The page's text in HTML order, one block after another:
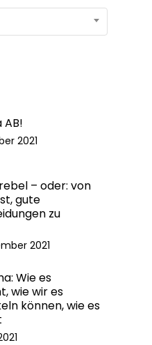
AB!
2021
– oder: von
gute
zu
2021
Wie es
wie wir es
können, wie es